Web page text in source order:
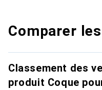
Comparer
Classement des
produit Coque